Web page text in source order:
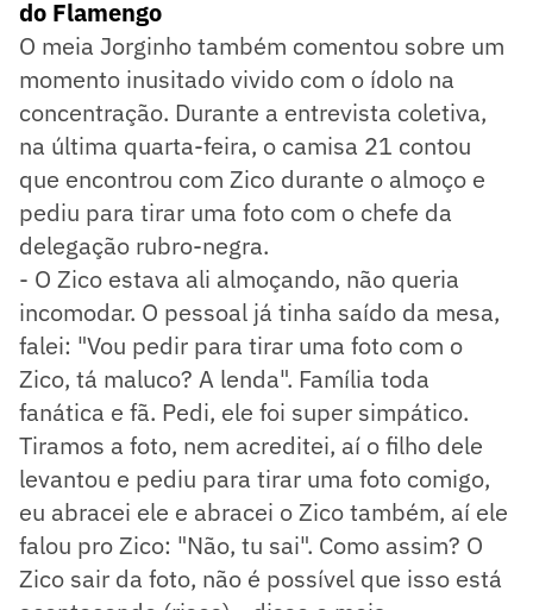
do Flamengo
O meia Jorginho também comentou sobre um
momento inusitado vivido com o ídolo na
concentração. Durante a entrevista coletiva,
na última quarta-feira, o camisa 21 contou
que encontrou com Zico durante o almoço e
pediu para tirar uma foto com o chefe da
delegação rubro-negra.
- O Zico estava ali almoçando, não queria
incomodar. O pessoal já tinha saído da mesa,
falei: "Vou pedir para tirar uma foto com o
Zico, tá maluco? A lenda". Família toda
fanática e fã. Pedi, ele foi super simpático.
Tiramos a foto, nem acreditei, aí o filho dele
levantou e pediu para tirar uma foto comigo,
eu abracei ele e abracei o Zico também, aí ele
falou pro Zico: "Não, tu sai". Como assim? O
Zico sair da foto, não é possível que isso está